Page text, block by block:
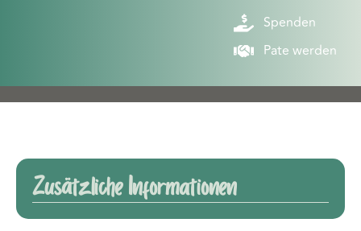
Spenden
Pate werden
Zusätzliche Informationen